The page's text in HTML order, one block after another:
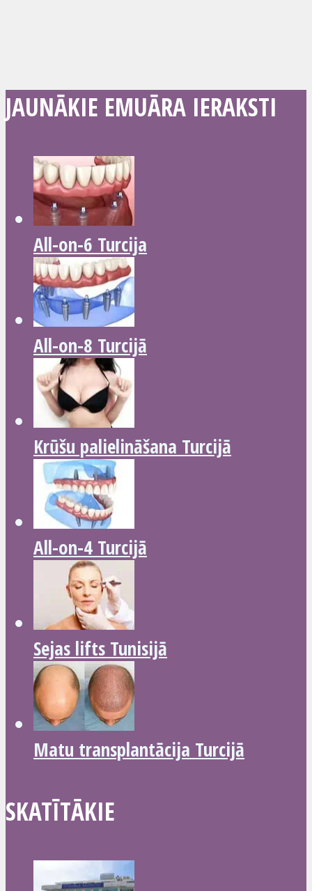
JAUNĀKIE EMUĀRA IERAKSTI
All-on-6 Turcija
All-on-8 Turcijā
Krūšu palielināšana Turcijā
All-on-4 Turcijā
Sejas lifts Tunisijā
Matu transplantācija Turcijā
SKATĪTĀKIE